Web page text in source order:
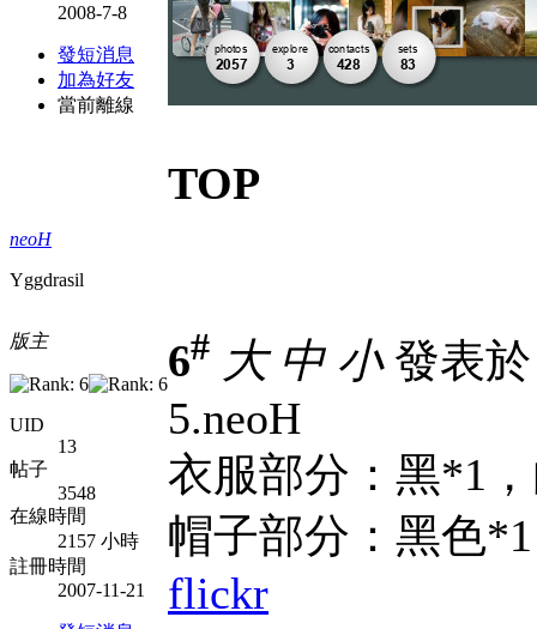
2008-7-8
發短消息
加為好友
當前離線
TOP
neoH
Yggdrasil
版主
UID
13
帖子
3548
在線時間
2157 小時
註冊時間
2007-11-21
6# 大 中 小發表於
5.neoH
衣服部分：黑*1
帽子部分：黑色*1
flickr